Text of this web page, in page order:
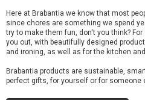
Here at Brabantia we know that most
since chores are something we spend
try to make them fun, don't you think?
you out, with beautifully designed
and ironing, as well as for the kitchen
Brabantia products are sustainable,
perfect gifts, for yourself or for someone